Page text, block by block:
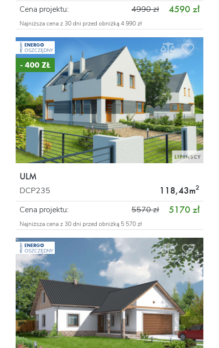
Cena projektu: 4590 zł
4990 zł
Najniższa cena z 30 dni przed obniżką 4 990 zł
PROJEKT ENERGO
OSZCZĘDNY
- 400 ZŁ
ULM
DCP235 118,43m2
Cena projektu: 5170 zł
5570 zł
Najniższa cena z 30 dni przed obniżką 5 570 zł
PROJEKT ENERGO
OSZCZĘDNY